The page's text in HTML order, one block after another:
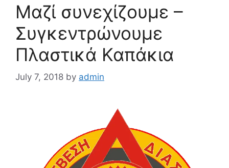
Μαζί συνεχίζουμε –
Συγκεντρώνουμε
Πλαστικά Καπάκια
July 7, 2018 by admin